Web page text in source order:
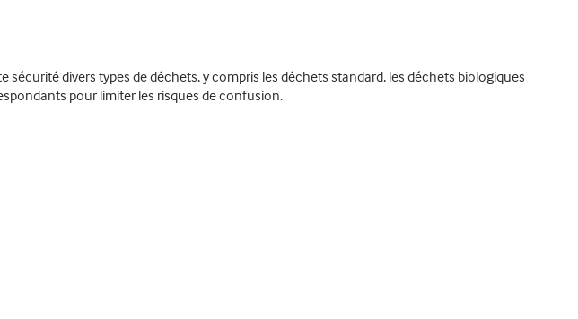
divers types de déchets, y compris les déchets standard, les déchets biologiques
pour limiter les risques de confusion.